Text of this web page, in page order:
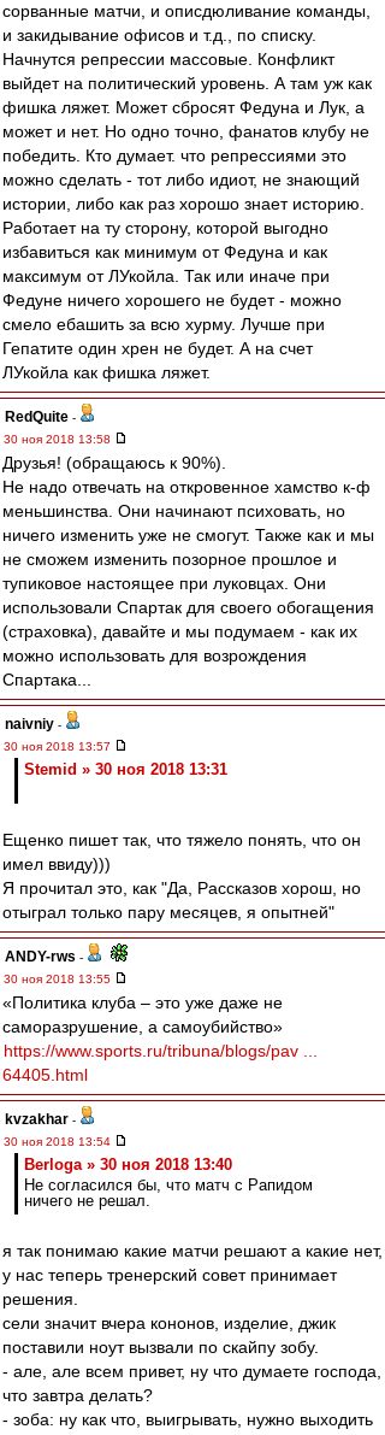
сорванные матчи, и описдюливание команды,
и закидывание офисов и т.д., по списку.
Начнутся репрессии массовые. Конфликт
выйдет на политический уровень. А там уж как
фишка ляжет. Может сбросят Федуна и Лук, а
может и нет. Но одно точно, фанатов клубу не
победить. Кто думает. что репрессиями это
можно сделать - тот либо идиот, не знающий
истории, либо как раз хорошо знает историю.
Работает на ту сторону, которой выгодно
избавиться как минимум от Федуна и как
максимум от ЛУкойла. Так или иначе при
Федуне ничего хорошего не будет - можно
смело ебашить за всю хурму. Лучше при
Гепатите один хрен не будет. А на счет
ЛУкойла как фишка ляжет.
RedQuite -
30 ноя 2018 13:58
Друзья! (обращаюсь к 90%).
Не надо отвечать на откровенное хамство к-ф
меньшинства. Они начинают психовать, но
ничего изменить уже не смогут. Также как и мы
не сможем изменить позорное прошлое и
тупиковое настоящее при луковцах. Они
использовали Спартак для своего обогащения
(страховка), давайте и мы подумаем - как их
можно использовать для возрождения
Спартака...
naivniy -
30 ноя 2018 13:57
Stemid » 30 ноя 2018 13:31
Ещенко пишет так, что тяжело понять, что он
имел ввиду)))
Я прочитал это, как "Да, Рассказов хорош, но
отыграл только пару месяцев, я опытней"
ANDY-rws -
30 ноя 2018 13:55
«Политика клуба – это уже даже не
саморазрушение, а самоубийство»
https://www.sports.ru/tribuna/blogs/pav ...
64405.html
kvzakhar -
30 ноя 2018 13:54
Berloga » 30 ноя 2018 13:40
Не согласился бы, что матч с Рапидом
ничего не решал.
я так понимаю какие матчи решают а какие нет,
у нас теперь тренерский совет принимает
решения.
сели значит вчера кононов, изделие, джик
поставили ноут вызвали по скайпу зобу.
- але, але всем привет, ну что думаете господа,
что завтра делать?
- зоба: ну как что, выигрывать, нужно выходить